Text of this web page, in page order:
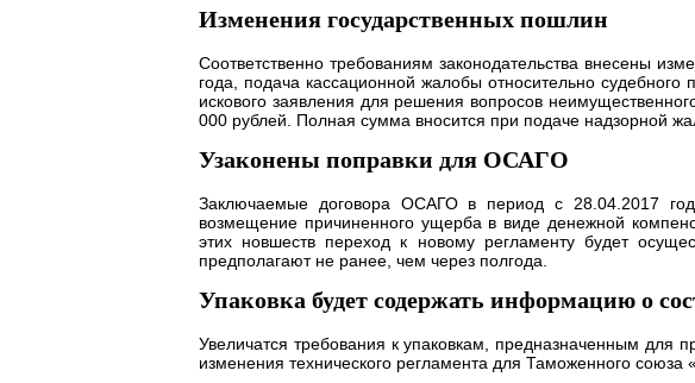
Изменения государственных пошлин
Соответственно требованиям законодательства внесены
года, подача кассационной жалобы относительно
искового заявления для решения вопросов
000 рублей. Полная сумма вносится при подаче надзорной
Узаконены поправки для ОСАГО
Заключаемые договора ОСАГО в период с 28.04.2017
возмещение причиненного ущерба в виде денежной
этих новшеств переход к новому регламенту будет
предполагают не ранее, чем через полгода.
Упаковка будет содержать информацию о
Увеличатся требования к упаковкам, предназначенным для
изменения технического регламента для Таможенного союза